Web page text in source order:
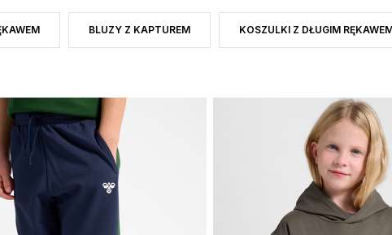
KOSZULKI Z KRÓTKIM RĘKAWEM
BLUZY Z KAPTUREM
ZAWĘŹ DO RODZAJ PRODUKTU: BLUZY Z KAPTUREM
KOSZULKI Z DŁUGIM
ZAWĘŹ DO RODZAJ